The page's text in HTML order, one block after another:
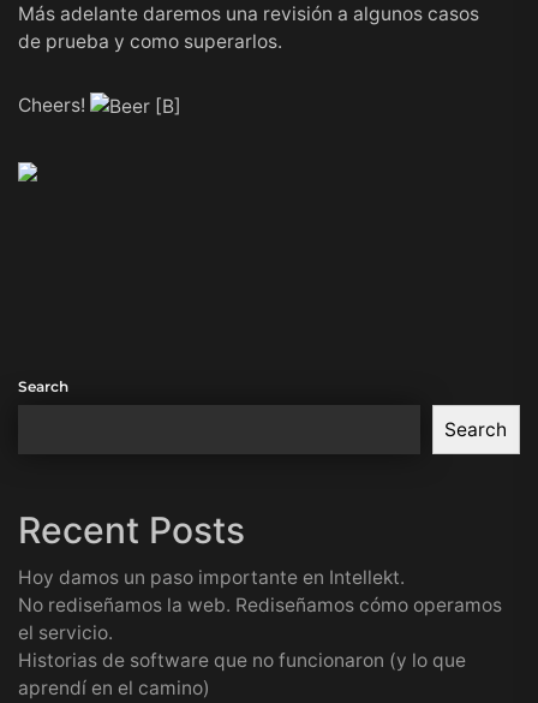
Más adelante daremos una revisión a algunos casos
de prueba y como superarlos.
Cheers!
Search
Search
Recent Posts
Hoy damos un paso importante en Intellekt.
No rediseñamos la web. Rediseñamos cómo operamos
el servicio.
Historias de software que no funcionaron (y lo que
aprendí en el camino)